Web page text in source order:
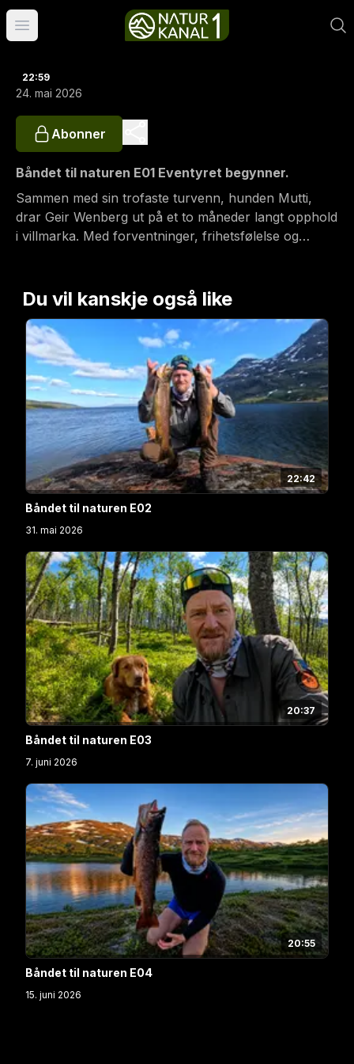
Åpne hovedmeny
22:59
24. mai 2026
Abonner
Båndet til naturen E01 Eventyret begynner.
Sammen med sin trofaste turvenn, hunden Mutti,
drar Geir Wenberg ut på et to måneder langt opphold
i villmarka. Med forventninger, frihetsfølelse og
får oppleve packraft for første gang.
Du vil kanskje også like
22:42
Båndet til naturen E02
31. mai 2026
20:37
Båndet til naturen E03
7. juni 2026
20:55
Båndet til naturen E04
15. juni 2026